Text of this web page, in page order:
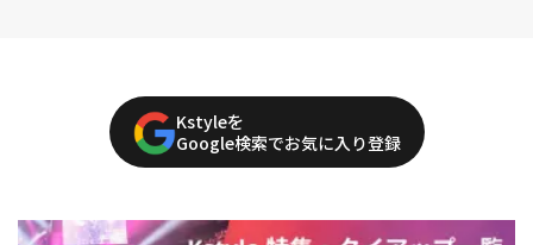
Kstyleを
Google検索でお気に入り登録